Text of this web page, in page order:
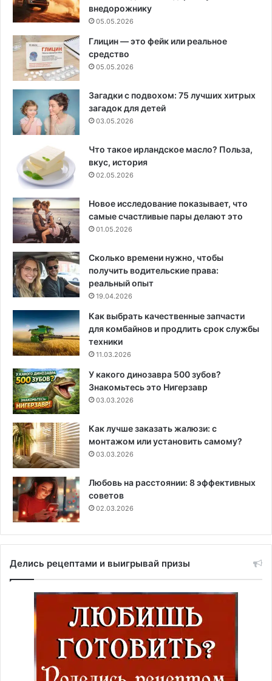
внедорожнику
05.05.2026
Глицин — это фейк или реальное
средство
05.05.2026
Загадки с подвохом: 75 лучших хитрых
загадок для детей
03.05.2026
Что такое ирландское масло? Польза,
вкус, история
02.05.2026
Новое исследование показывает, что
самые счастливые пары делают это
01.05.2026
Сколько времени нужно, чтобы
получить водительские права:
реальный опыт
19.04.2026
Как выбрать качественные запчасти
для комбайнов и продлить срок службы
техники
11.03.2026
У какого динозавра 500 зубов?
Знакомьтесь это Нигерзавр
03.03.2026
Как лучше заказать жалюзи: с
монтажом или установить самому?
03.03.2026
Любовь на расстоянии: 8 эффективных
советов
02.03.2026
Делись рецептами и выигрывай призы